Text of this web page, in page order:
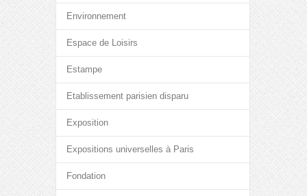
Environnement
Espace de Loisirs
Estampe
Etablissement parisien disparu
Exposition
Expositions universelles à Paris
Fondation